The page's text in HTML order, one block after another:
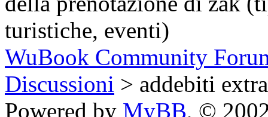
turistiche, eventi)
WuBook Community
Discussioni > addebiti extra
Powered by MyBB, ©